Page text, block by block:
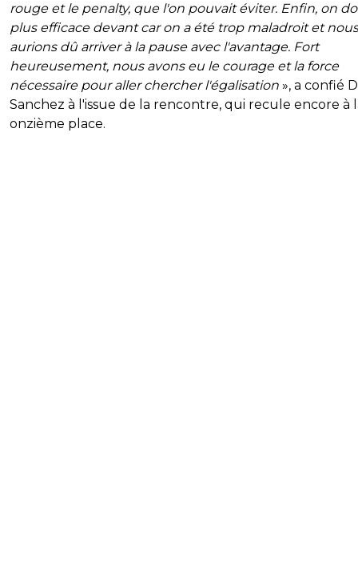
rouge et le penalty, que l'on pouvait éviter. Enfin, on
plus efficace devant car on a été trop maladroit et nous
aurions dû arriver à la pause avec l'avantage. Fort
heureusement, nous avons eu le courage et la force
nécessaire pour aller chercher l'égalisation », a confié
Sanchez à l'issue de la rencontre, qui recule encore à
onzième place.